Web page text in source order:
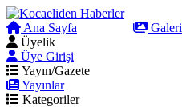
Ana Sayfa Galeri
Üyelik
Üye Girişi
Yayın/Gazete
Yayınlar
Kategoriler